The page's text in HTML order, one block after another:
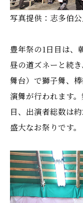
写真提供：志多伯
豊年祭の1日目は、
昼の道ズネーと続
舞台）で獅子舞、
演舞が行われます
目、出演者総数は
盛大なお祭りです。